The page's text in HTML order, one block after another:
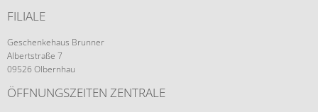
FILIALE
Geschenkehaus Brunner
Albertstraße 7
09526 Olbernhau
ÖFFNUNGSZEITEN ZENTRALE